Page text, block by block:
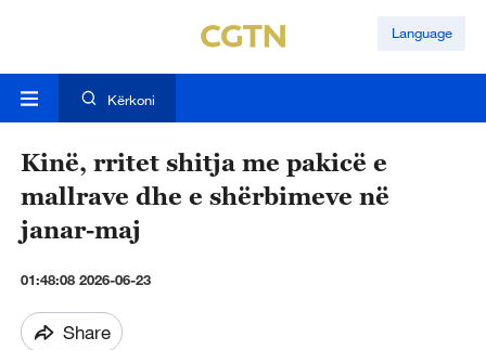
Language
Kërkoni
Kinë, rritet shitja me pakicë e
mallrave dhe e shërbimeve në
janar-maj
01:48:08 2026-06-23
Share